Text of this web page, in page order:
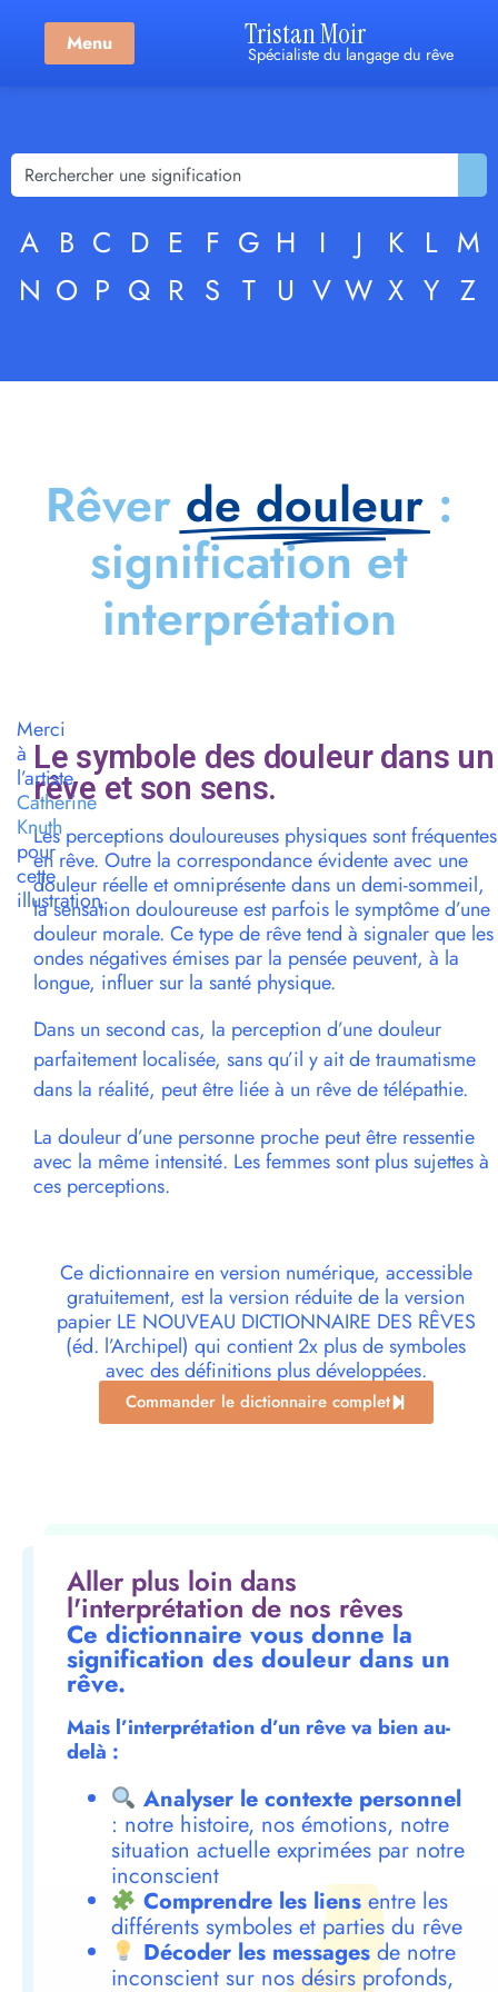
Menu Tristan Moir
Spécialiste du langage du rêve
A B C D E F G H I J K L M
N O P Q R S T U V W X Y Z
Rêver de douleur :
signification et
interprétation
Le symbole des douleur dans un
rêve et son sens.
Les perceptions douloureuses physiques sont fréquentes
en rêve. Outre la correspondance évidente avec une
douleur réelle et omniprésente dans un demi-sommeil,
la sensation douloureuse est parfois le symptôme d’une
douleur morale. Ce type de rêve tend à signaler que les
ondes négatives émises par la pensée peuvent, à la
longue, influer sur la santé physique.
Dans un second cas, la perception d’une douleur
parfaitement localisée, sans qu’il y ait de traumatisme
dans la réalité, peut être liée à un rêve de télépathie.
La douleur d’une personne proche peut être ressentie
avec la même intensité. Les femmes sont plus sujettes à
ces perceptions.
Ce dictionnaire en version numérique, accessible
gratuitement, est la version réduite de la version
papier LE NOUVEAU DICTIONNAIRE DES RÊVES
(éd. l’Archipel) qui contient 2x plus de symboles
avec des définitions plus développées.
Commander le dictionnaire complet
Aller plus loin dans
l'interprétation de nos rêves
Ce dictionnaire vous donne la
signification des douleur dans un
rêve.
Mais l’interprétation d’un rêve va bien au-
delà :
Analyser le contexte personnel
: notre histoire, nos émotions, notre
situation actuelle exprimées par notre
inconscient
Comprendre les liensentre les
différents symboles et parties du rêve
Décoder les messagesde notre
inconscient sur nos désirs profonds,
Merci
à
l’artiste
Catherine
Knuth
pour
cette
illustration